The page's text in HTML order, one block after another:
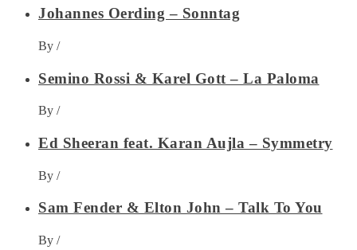
Johannes Oerding – Sonntag
By /
Semino Rossi & Karel Gott – La Paloma
By /
Ed Sheeran feat. Karan Aujla – Symmetry
By /
Sam Fender & Elton John – Talk To You
By /